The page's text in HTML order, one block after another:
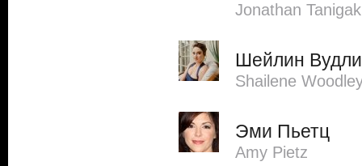
Jonathan
Шейлин Вудли
Shailene
Эми Пьетц
Amy Pietz